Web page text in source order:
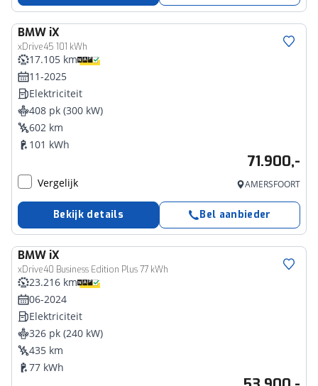
BMW iX
xDrive45 101 kWh
17.105 km
11-2025
Elektriciteit
408 pk (300 kW)
602 km
101 kWh
71.900,-
Vergelijk AMERSFOORT
Bekijk details Bel aanbieder
BMW iX
xDrive40 Business Edition Plus 77 kWh
23.216 km
06-2024
Elektriciteit
326 pk (240 kW)
435 km
77 kWh